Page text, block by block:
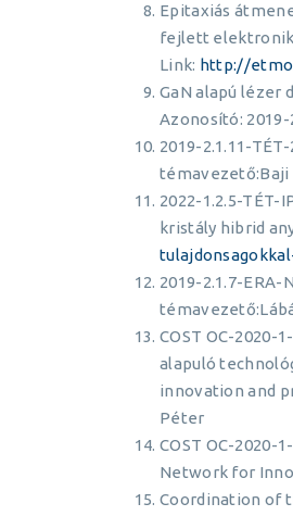
Epitaxiás
fejlett
Link: http://
GaN alapú lézer
Azonosító: 2019-
2019-2.1.11-
témavezető:Baji
2022-1.2.5-TÉT-
kristály hibrid
2019-2.1.7-ERA-
COST OC-2020-
alapuló
innovation and
Péter
COST OC-2020-
Network for
Coordination of